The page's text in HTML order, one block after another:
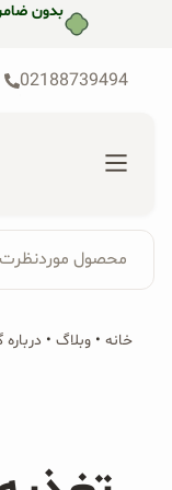
02188739494
برای:
جستجو...
پکیج‌ها
محصول
خانه • وبلاگ •